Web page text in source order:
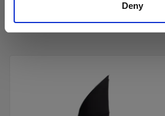
Deny
Ombrelli Profoto